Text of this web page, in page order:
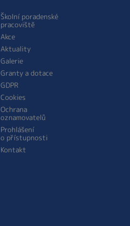
Školní poradenské
pracoviště
Akce
Aktuality
Galerie
Granty a dotace
GDPR
Cookies
Ochrana
oznamovatelů
Prohlášení
o přístupnosti
Kontakt